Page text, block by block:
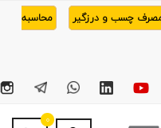
چسب و درزگیر محاسبه
0